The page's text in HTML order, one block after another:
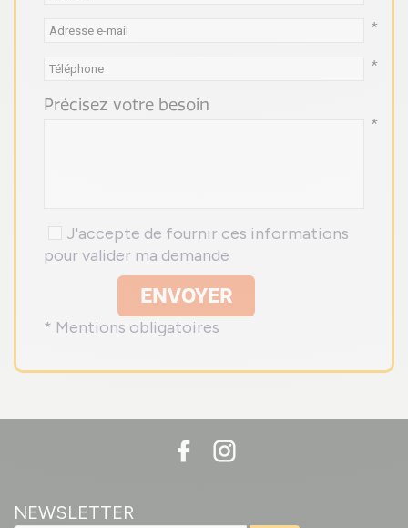
*
*
Précisez votre besoin
*
J'accepte de fournir ces informations
pour valider ma demande
ENVOYER
* Mentions obligatoires
NEWSLETTER